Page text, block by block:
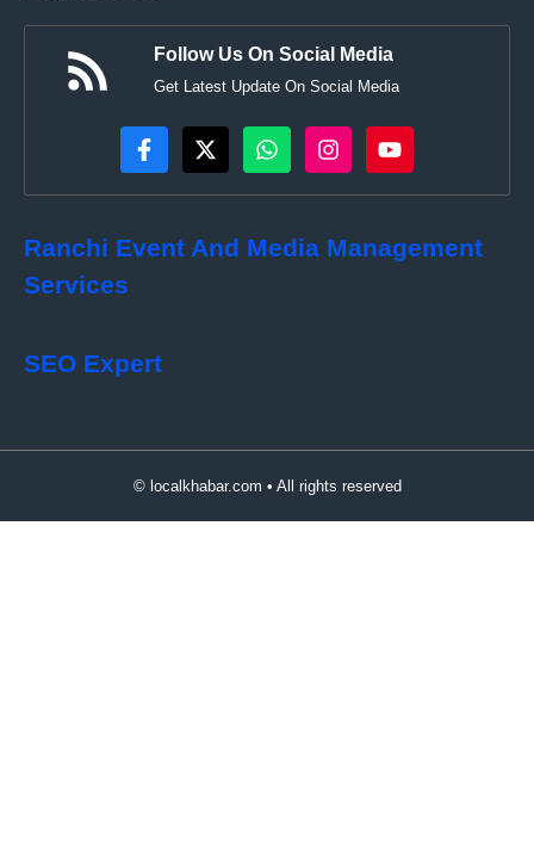
Follow Us On Social Media
Get Latest Update On Social Media
Ranchi Event And Media Management
Services
SEO Expert
© localkhabar.com • All rights reserved